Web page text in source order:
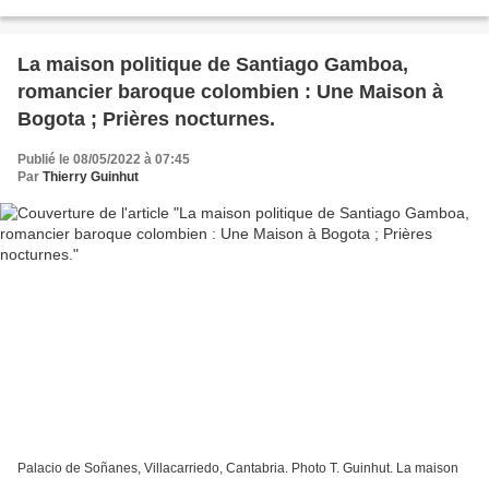
La maison politique de Santiago Gamboa,
romancier baroque colombien : Une Maison à
Bogota ; Prières nocturnes.
Publié le 08/05/2022 à 07:45
Par Thierry Guinhut
Palacio de Soñanes, Villacarriedo, Cantabria. Photo T. Guinhut. La maison